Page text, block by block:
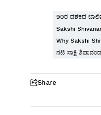
90ರ ದಶಕದ
Sakshi
Why Sakshi
ನಟಿ ಸಾಕ್ಷಿ
Share